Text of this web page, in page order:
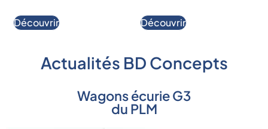
Découvrir Découvrir
Actualités BD Concepts
Wagons écurie G3
du PLM